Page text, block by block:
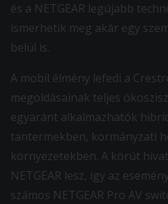
és a NETGEAR legújabb
ismerhetik meg akár egy
belül is.
A mobil élmény lefedi a
megoldásainak teljes
egyaránt alkalmazhatók
tantermekben, kormányzati
környezetekben. A körút
NETGEAR lesz, így az
számos NETGEAR Pro AV